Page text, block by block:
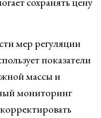
мер регуляции
показатели
массы и
мониторинг